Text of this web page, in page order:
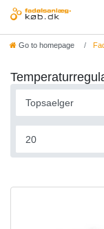
Go to homepage